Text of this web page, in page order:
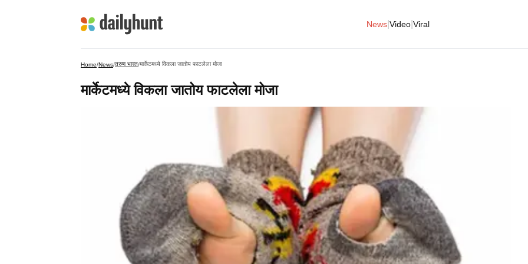
News Video Viral
Home/News/तरुण भारत/मार्केटमध्ये विकला जातोय फाटलेला मोजा
मार्केटमध्ये विकला जातोय फाटलेला मोजा